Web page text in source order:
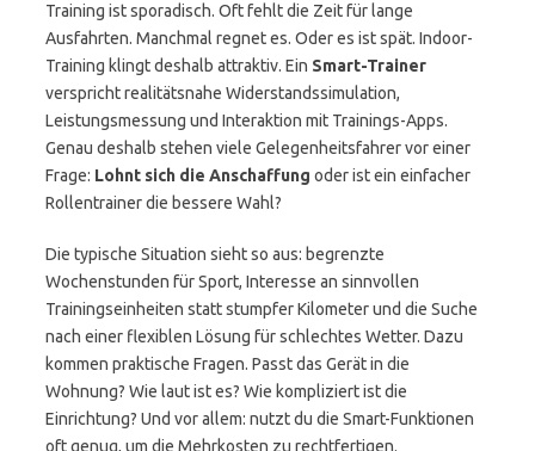
Training ist sporadisch. Oft fehlt die Zeit für lange
Ausfahrten. Manchmal regnet es. Oder es ist spät. Indoor-
Training klingt deshalb attraktiv. Ein Smart-Trainer
verspricht realitätsnahe Widerstandssimulation,
Leistungsmessung und Interaktion mit Trainings-Apps.
Genau deshalb stehen viele Gelegenheitsfahrer vor einer
Frage: Lohnt sich die Anschaffung oder ist ein einfacher
Rollentrainer die bessere Wahl?
Die typische Situation sieht so aus: begrenzte
Wochenstunden für Sport, Interesse an sinnvollen
Trainingseinheiten statt stumpfer Kilometer und die Suche
nach einer flexiblen Lösung für schlechtes Wetter. Dazu
kommen praktische Fragen. Passt das Gerät in die
Wohnung? Wie laut ist es? Wie kompliziert ist die
Einrichtung? Und vor allem: nutzt du die Smart-Funktionen
oft genug, um die Mehrkosten zu rechtfertigen.